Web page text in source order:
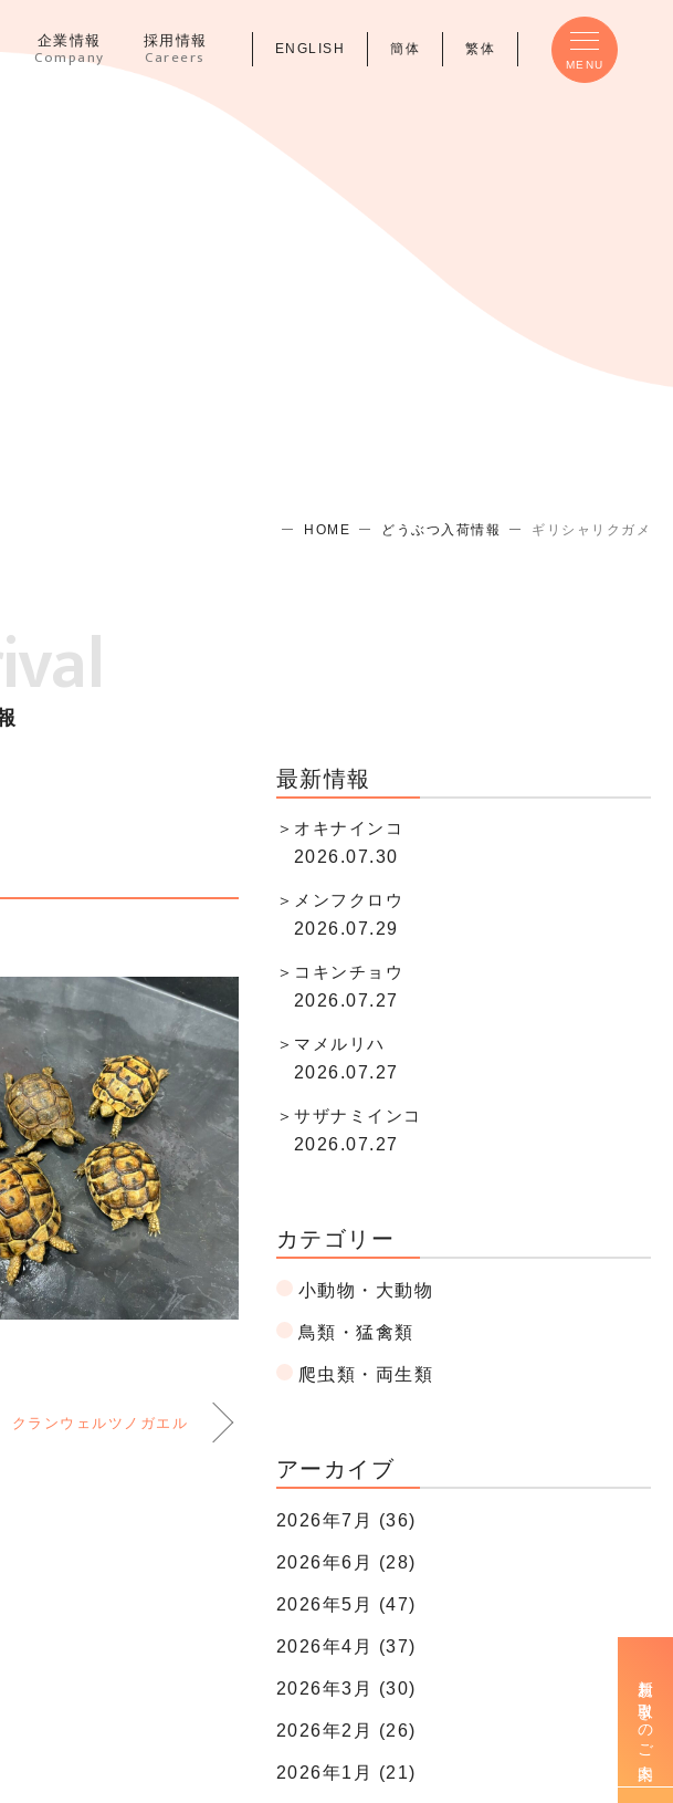
企業情報
Company
採用情報
Careers ENGLISH 簡体 繁体
MENU
HOME どうぶつ入荷情報 ギリシャリクガメ
クランウェルツノガエル
最新情報
オキナインコ
2026.07.30
メンフクロウ
2026.07.29
コキンチョウ
2026.07.27
マメルリハ
2026.07.27
サザナミインコ
2026.07.27
カテゴリー
小動物・大動物
鳥類・猛禽類
爬虫類・両生類
アーカイブ
2026年7月 (36)
2026年6月 (28)
2026年5月 (47)
2026年4月 (37)
2026年3月 (30)
2026年2月 (26)
2026年1月 (21)
新規お取引きのご案内